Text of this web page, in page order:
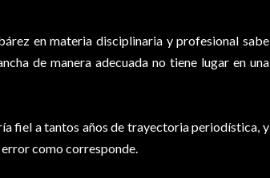
en materia disciplinaria y profesional sabe
de manera adecuada no tiene lugar en una
fiel a tantos años de trayectoria periodística, y
como corresponde.